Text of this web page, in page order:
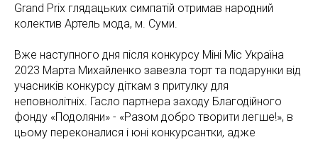
Grand Prix глядацьких симпатій отримав народний
колектив Артель мода, м. Суми.
Вже наступного дня після конкурсу Міні Міс Україна
2023 Марта Михайленко завезла торт та подарунки від
учасників конкурсу діткам з притулку для
неповнолітніх. Гасло партнера заходу Благодійного
фонду «Подоляни» - «Разом добро творити легше!», в
цьому переконалися і юні конкурсантки, адже